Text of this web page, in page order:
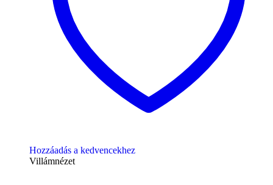
Hozzáadás a kedvencekhez
Villámnézet